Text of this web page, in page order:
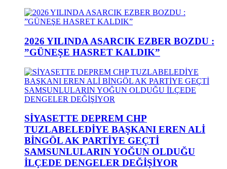
2026 YILINDA ASARCIK EZBER BOZDU :
”GÜNEŞE HASRET KALDIK”
SİYASETTE DEPREM CHP
TUZLABELEDİYE BAŞKANI EREN ALİ
BİNGÖL AK PARTİYE GEÇTİ
SAMSUNLULARIN YOĞUN OLDUĞU
İLÇEDE DENGELER DEĞİŞİYOR